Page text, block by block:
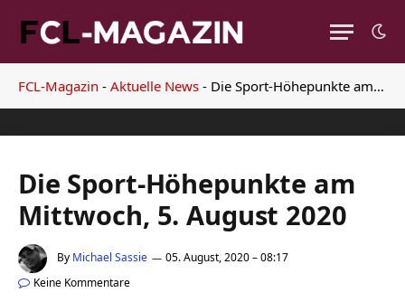
FCL-Magazin - Aktuelle News - Die Sport-Höhepunkte am Mittwoch, 5. August 2020
Die Sport-Höhepunkte am
Mittwoch, 5. August 2020
By Michael Sassie
05. August, 2020 – 08:17
Keine Kommentare